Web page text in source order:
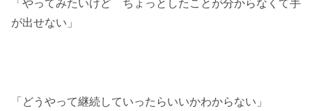
「やってみたいけど ちょっとしたことが分からなくて手
が出せない」
「どうやって継続していったらいいかわからない」